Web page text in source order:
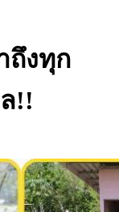
ถึงทุก
!!